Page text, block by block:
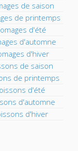
de saison
de printemps
d'été
d'automne
d'hiver
de saison
de printemps
d'été
d'automne
d'hiver